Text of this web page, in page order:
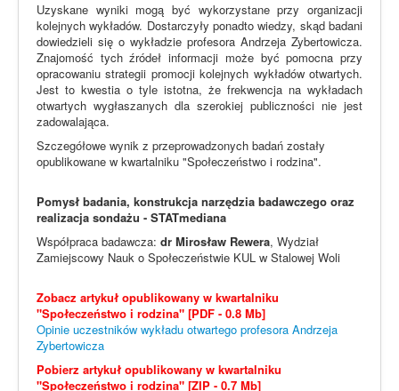
Uzyskane wyniki mogą być wykorzystane przy organizacji
kolejnych wykładów. Dostarczyły ponadto wiedzy, skąd badani
dowiedzieli się o wykładzie profesora Andrzeja Zybertowicza.
Znajomość tych źródeł informacji może być pomocna przy
opracowaniu strategii promocji kolejnych wykładów otwartych.
Jest to kwestia o tyle istotna, że frekwencja na wykładach
otwartych wygłaszanych dla szerokiej publiczności nie jest
zadowalająca.
Szczegółowe wynik z przeprowadzonych badań zostały
opublikowane w kwartalniku "Społeczeństwo i rodzina".
Pomysł badania, konstrukcja narzędzia badawczego oraz
realizacja sondażu - STATmediana
Współpraca badawcza: dr Mirosław Rewera, Wydział
Zamiejscowy Nauk o Społeczeństwie KUL w Stalowej Woli
Zobacz artykuł opublikowany w kwartalniku
"Społeczeństwo i rodzina" [PDF - 0.8 Mb]
Opinie uczestników wykładu otwartego profesora Andrzeja
Zybertowicza
Pobierz artykuł opublikowany w kwartalniku
"Społeczeństwo i rodzina" [ZIP - 0.7 Mb]